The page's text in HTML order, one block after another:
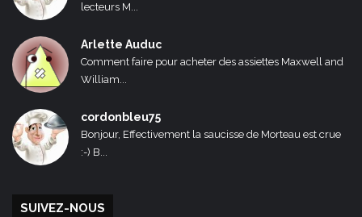
lecteurs M...
Arlette Auduc
Comment faire pour acheter des assiettes Maxwell and
William...
cordonbleu75
Bonjour, Effectivement la saucisse de Morteau est crue
:-) B...
SUIVEZ-NOUS